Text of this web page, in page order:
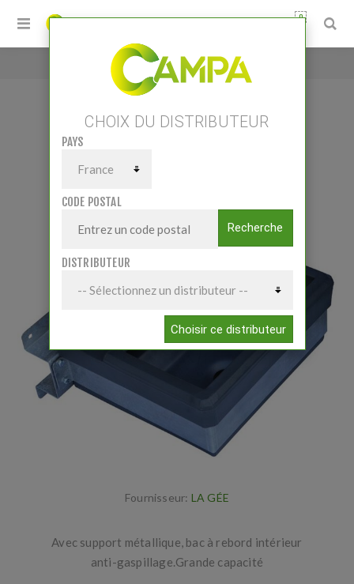
0
ABREUVOIR POLYBAC SIMPLE 25 M
ABREUVOIR POLYBAC SIMPLE 25 M
Fournisseur: LA GÉE
Avec support métallique, bac à rebord intérieur
anti-gaspillage.Grande capacité
CHOIX DU DISTRIBUTEUR
PAYS
CODE POSTAL
Recherche
DISTRIBUTEUR
Choisir ce distributeur